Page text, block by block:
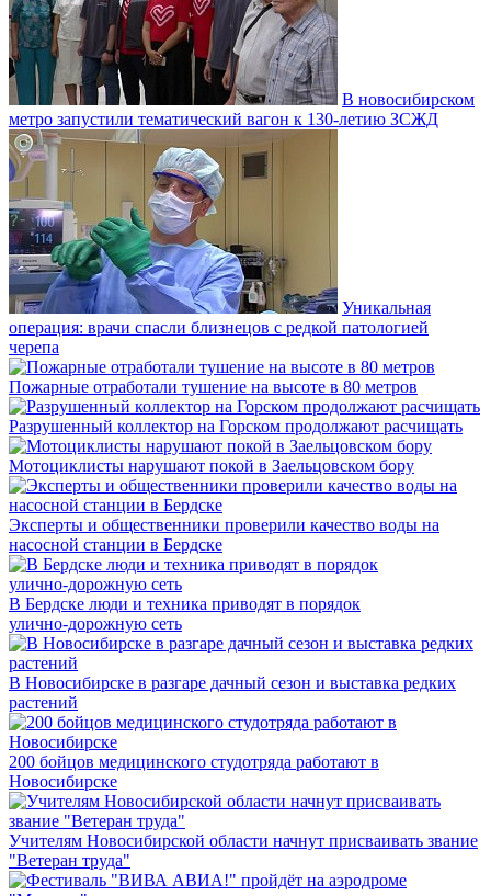
В новосибирском
метро запустили тематический вагон к 130-летию ЗСЖД
Уникальная
операция: врачи спасли близнецов с редкой патологией
черепа
Пожарные отработали тушение на высоте в 80 метров
Разрушенный коллектор на Горском продолжают расчищать
Мотоциклисты нарушают покой в Заельцовском бору
Эксперты и общественники проверили качество воды на
насосной станции в Бердске
В Бердске люди и техника приводят в порядок
улично‑дорожную сеть
В Новосибирске в разгаре дачный сезон и выставка редких
растений
200 бойцов медицинского студотряда работают в
Новосибирске
Учителям Новосибирской области начнут присваивать звание
"Ветеран труда"